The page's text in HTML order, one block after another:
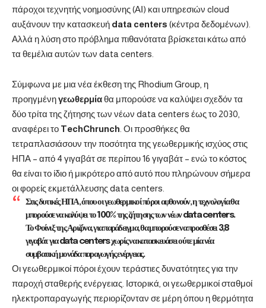
πάροχοι τεχνητής νοημοσύνης (ΑΙ) και υπηρεσιών cloud
αυξάνουν την κατασκευή data centers (κέντρα δεδομένων).
Αλλά η λύση στο πρόβλημα πιθανότατα βρίσκεται κάτω από
τα θεμέλια αυτών των data centers.
Σύμφωνα με μια νέα έκθεση της Rhodium Group, η
προηγμένηγεωθερμίαθα μπορούσε να καλύψει σχεδόν τα
δύο τρίτα της ζήτησης των νέων data centers έως το 2030,
αναφέρει το TechChrunch . Οι προσθήκες θα
τετραπλασιάσουν την ποσότητα της γεωθερμικής ισχύος στις
ΗΠΑ – από 4 γιγαβάτ σε περίπου 16 γιγαβάτ – ενώ το κόστος
θα είναι το ίδιο ή μικρότερο από αυτό που πληρώνουν σήμερα
οι φορείς εκμετάλλευσης data centers.
Στις δυτικές ΗΠΑ, όπου οι γεωθερμικοί πόροι αφθονούν, η τεχνολογία θα
μπορούσε να καλύψει το 100% της ζήτησης των νέων data centers.
Το Φοίνιξ της Αριζόνα, για παράδειγμα, θα μπορούσε να προσθέσει 3,8
γιγαβάτ για data centers χωρίς να κατασκευάσει ούτε μία νέα
συμβατική μονάδα παραγωγής ενέργειας.
Οι γεωθερμικοί πόροι έχουν τεράστιες δυνατότητες για την
παροχή σταθερής ενέργειας. Ιστορικά, οι γεωθερμικοί σταθμοί
ηλεκτροπαραγωγής περιορίζονταν σε μέρη όπου η θερμότητα